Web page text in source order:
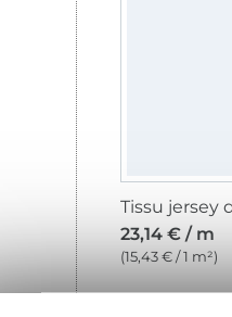
23,14 € / m
(15,43 € / 1 m²)